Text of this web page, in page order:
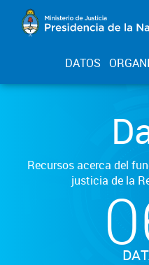
DATOS
Recursos acerca del
justicia de la